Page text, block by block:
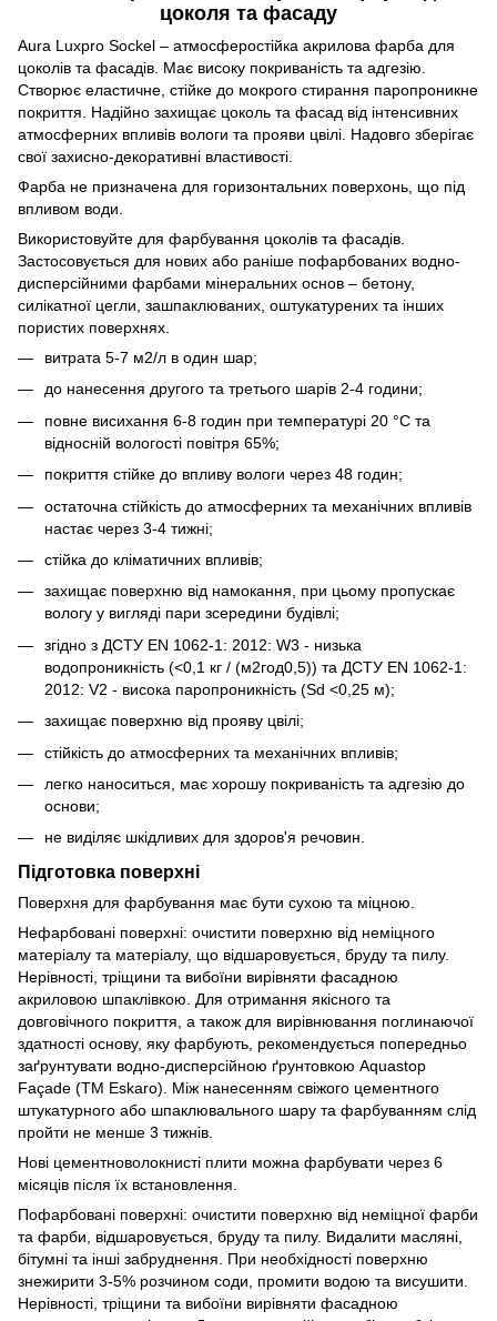
цоколя та фасаду
Aura Luxpro Sockel – атмосферостійка акрилова фарба для
цоколів та фасадів. Має високу покриваність та адгезію.
Створює еластичне, стійке до мокрого стирання паропроникне
покриття. Надійно захищає цоколь та фасад від інтенсивних
атмосферних впливів вологи та прояви цвілі. Надовго зберігає
свої захисно-декоративні властивості.
Фарба не призначена для горизонтальних поверхонь, що під
впливом води.
Використовуйте для фарбування цоколів та фасадів.
Застосовується для нових або раніше пофарбованих водно-
дисперсійними фарбами мінеральних основ – бетону,
силікатної цегли, зашпаклюваних, оштукатурених та інших
пористих поверхнях.
витрата 5-7 м2/л в один шар;
до нанесення другого та третього шарів 2-4 години;
повне висихання 6-8 годин при температурі 20 °C та
відносній вологості повітря 65%;
покриття стійке до впливу вологи через 48 годин;
остаточна стійкість до атмосферних та механічних впливів
настає через 3-4 тижні;
стійка до кліматичних впливів;
захищає поверхню від намокання, при цьому пропускає
вологу у вигляді пари зсередини будівлі;
згідно з ДСТУ EN 1062-1: 2012: W3 - низька
водопроникність (<0,1 кг / (м2год0,5)) та ДСТУ EN 1062-1:
2012: V2 - висока паропроникність (Sd <0,25 м);
захищає поверхню від прояву цвілі;
стійкість до атмосферних та механічних впливів;
легко наноситься, має хорошу покриваність та адгезію до
основи;
не виділяє шкідливих для здоров'я речовин.
Підготовка поверхні
Поверхня для фарбування має бути сухою та міцною.
Нефарбовані поверхні: очистити поверхню від неміцного
матеріалу та матеріалу, що відшаровується, бруду та пилу.
Нерівності, тріщини та вибоїни вирівняти фасадною
акриловою шпаклівкою. Для отримання якісного та
довговічного покриття, а також для вирівнювання поглинаючої
здатності основу, яку фарбують, рекомендується попередньо
заґрунтувати водно-дисперсійною ґрунтовкою Aquastop
Façade (ТМ Eskaro). Між нанесенням свіжого цементного
штукатурного або шпаклювального шару та фарбуванням слід
пройти не менше 3 тижнів.
Нові цементноволокнисті плити можна фарбувати через 6
місяців після їх встановлення.
Пофарбовані поверхні: очистити поверхню від неміцної фарби
та фарби, відшаровується, бруду та пилу. Видалити масляні,
бітумні та інші забруднення. При необхідності поверхню
знежирити 3-5% розчином соди, промити водою та висушити.
Нерівності, тріщини та вибоїни вирівняти фасадною